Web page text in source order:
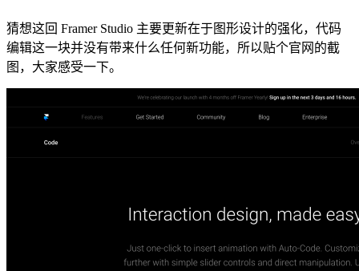
猜想这回 Framer Studio 主要更新在于图形设计的强化，代码
编辑这一块并没有带来什么任何新功能，所以贴个官网的截
图，大家感受一下。